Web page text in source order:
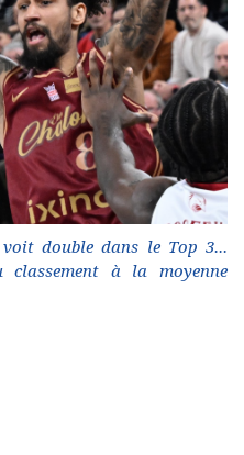
double dans le Top 3...
classement à la moyenne